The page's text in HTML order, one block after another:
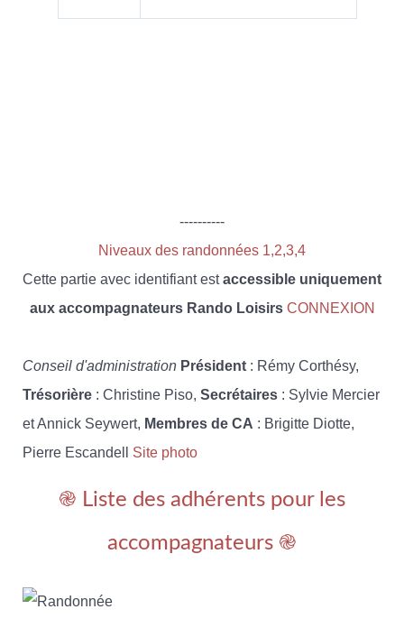
----------
Niveaux des randonnées 1,2,3,4
Cette partie avec identifiant estaccessible uniquement
aux accompagnateurs Rando Loisirs CONNEXION
Conseil d'administration Président : Rémy Corthésy,
Trésorière : Christine Piso, Secrétaires : Sylvie Mercier
et Annick Seywert, Membres de CA : Brigitte Diotte,
Pierre Escandell Site photo
֎ Liste des adhérents pour les
accompagnateurs ֎